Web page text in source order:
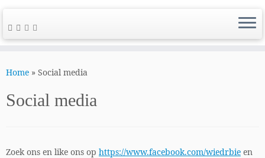
naar
Home » Social media
Social media
Zoek ons en like ons op https://www.facebook.com/wiedrbie en